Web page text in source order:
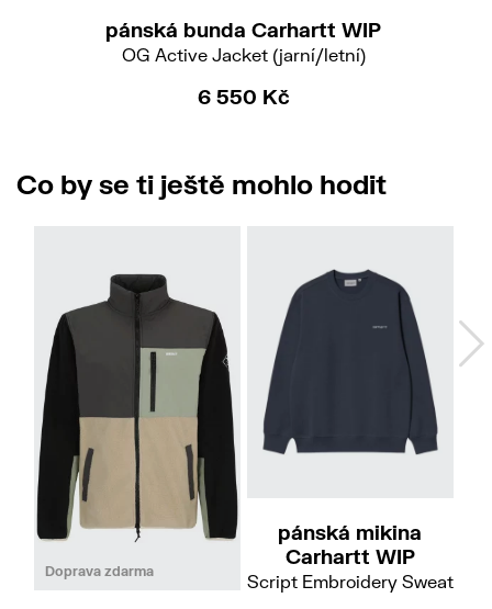
pánská bunda Carhartt WIP
OG Active Jacket (jarní/letní)
6 550 Kč
Co by se ti ještě mohlo hodit
Doprava zdarma
ML
pánská mikina
Carhartt WIP
Script Embroidery Sweat